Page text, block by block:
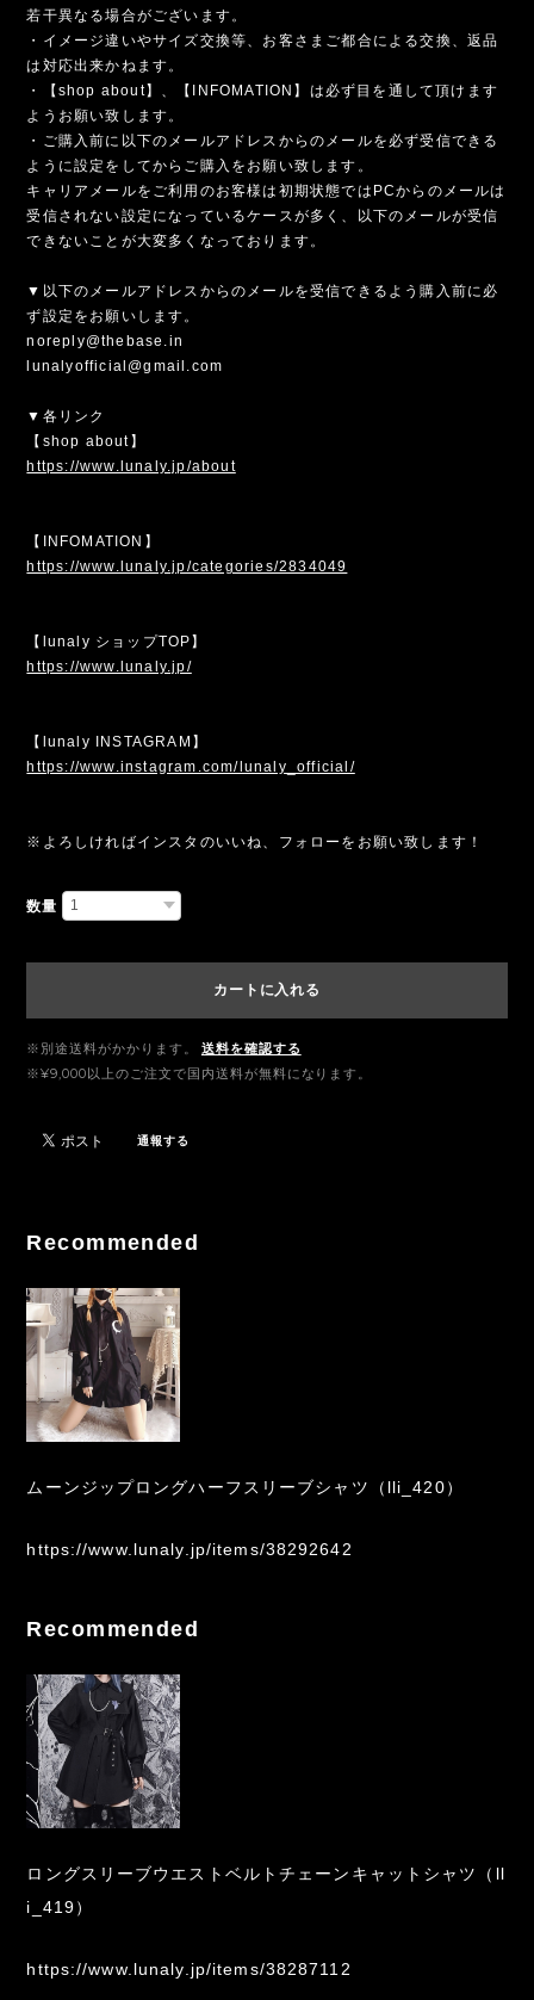
若干異なる場合がございます。
・イメージ違いやサイズ交換等、お客さまご都合による交換、返品
は対応出来かねます。
・【shop about】、【INFOMATION】は必ず目を通して頂けます
ようお願い致します。
・ご購入前に以下のメールアドレスからのメールを必ず受信できる
ように設定をしてからご購入をお願い致します。
キャリアメールをご利用のお客様は初期状態ではPCからのメールは
受信されない設定になっているケースが多く、以下のメールが受信
できないことが大変多くなっております。
▼以下のメールアドレスからのメールを受信できるよう購入前に必
ず設定をお願いします。
noreply@thebase.in
lunalyofficial@gmail.com
▼各リンク
【shop about】
https://www.lunaly.jp/about
【INFOMATION】
https://www.lunaly.jp/categories/2834049
【lunaly ショップTOP】
https://www.lunaly.jp/
【lunaly INSTAGRAM】
https://www.instagram.com/lunaly_official/
※よろしければインスタのいいね、フォローをお願い致します！
数量
カートに入れる
※別途送料がかかります。
送料を確認する
※¥9,000以上のご注文で国内送料が無料になります。
通報する
Recommended
ムーンジップロングハーフスリーブシャツ（lli_420）
https://www.lunaly.jp/items/38292642
Recommended
ロングスリーブウエストベルトチェーンキャットシャツ（ll
i_419）
https://www.lunaly.jp/items/38287112